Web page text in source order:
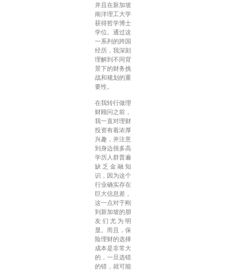
并且在新加坡
南洋理工大学
获得哲学博士
学位。通过这
一系列的跨国
经历，我深刻
理解到不同背
景下的财务挑
战和规划的重
要性。
在我转行做理
财顾问之前，
我一直对理财
投资有着浓厚
兴趣，并注意
到身边很多高
学历人群普遍
缺乏金融知
识，因为这个
行业确实存在
巨大信息差，
这一点对于刚
到新加坡的朋
友们尤为明
显。而且，保
险理财的选择
成本是非常大
的，一旦选错
的错，就可能